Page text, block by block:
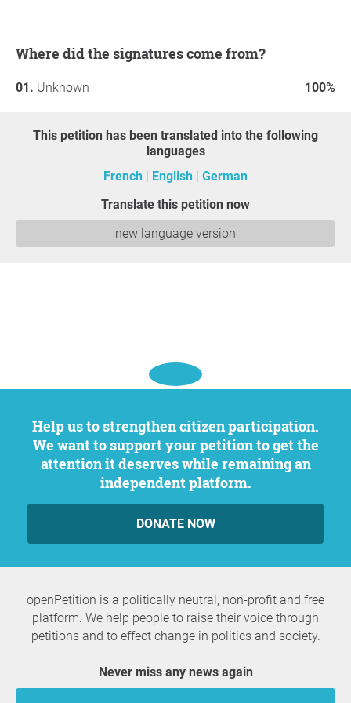
Where did the signatures come from?
Unknown 100%
This petition has been translated into the following
languages
French
English
German
Translate this petition now
new language version
Help us to strengthen citizen participation.
We want to support your petition to get the
attention it deserves while remaining an
independent platform.
DONATE NOW
openPetition is a politically neutral, non-profit and free
platform. We help people to raise their voice through
petitions and to effect change in politics and society.
Never miss any news again